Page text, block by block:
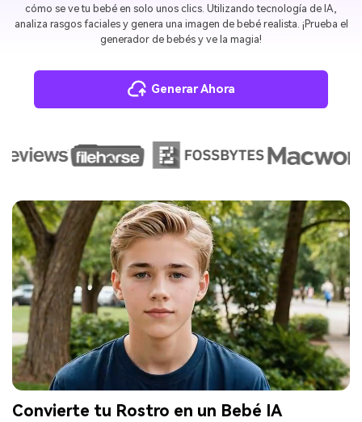
cómo se ve tu bebé en solo unos clics. Utilizando tecnología de IA,
analiza rasgos faciales y genera una imagen de bebé realista. ¡Prueba el
generador de bebés y ve la magia!
Generar Ahora
Convierte tu Rostro en un Bebé IA